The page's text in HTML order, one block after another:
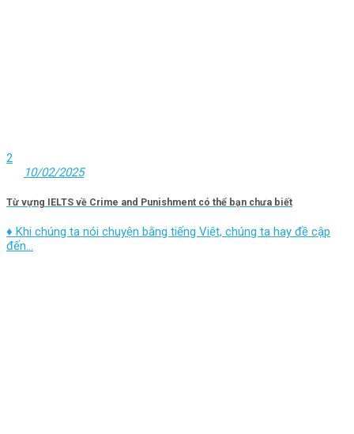
2
10/02/2025
Từ vựng IELTS về Crime and Punishment có thể bạn chưa biết
♦ Khi chúng ta nói chuyện bằng tiếng Việt, chúng ta hay đề cập
đến...